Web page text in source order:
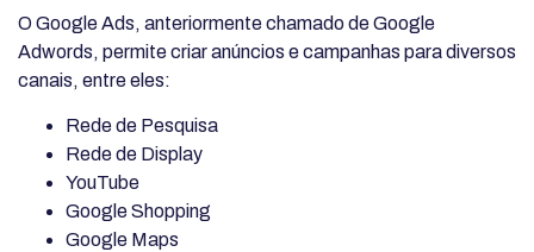
O Google Ads, anteriormente chamado de Google
Adwords, permite criar anúncios e campanhas para diversos
canais, entre eles:
Rede de Pesquisa
Rede de Display
YouTube
Google Shopping
Google Maps